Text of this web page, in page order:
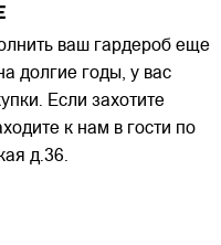
ваш гардероб еще
долгие годы, у вас
Если захотите
к нам в гости по
д.36.